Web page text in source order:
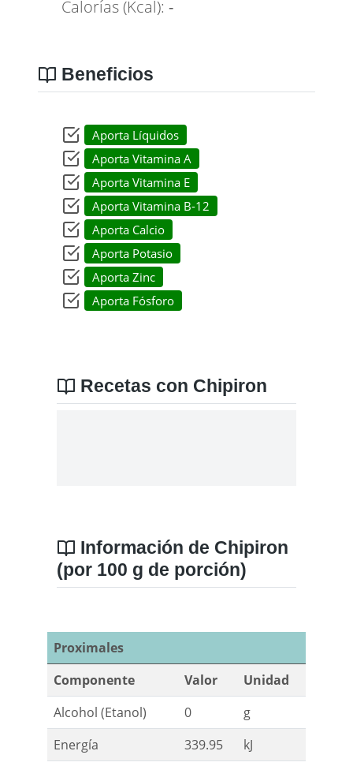
Calorías (Kcal): -
Beneficios
Aporta Líquidos
Aporta Vitamina A
Aporta Vitamina E
Aporta Vitamina B-12
Aporta Calcio
Aporta Potasio
Aporta Zinc
Aporta Fósforo
Recetas con Chipiron
Información de Chipiron
(por 100 g de porción)
Proximales
Componente
Valor
Unidad
Alcohol (Etanol)
0
g
Energía
339.95
kJ